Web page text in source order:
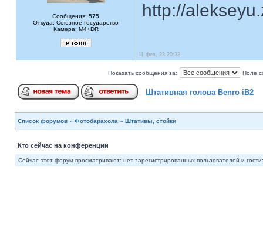
Сообщения: 575
Откуда: Союзное Государство
Камера: M4+DR
http://
11 фев, 23 20:32
Показать сообщения за: Поле
Штативная голова Benro iB2
Список форумов » Фотобарахола » Штативы, стойки
Кто сейчас на конференции
Сейчас этот форум просматривают: нет зарегистрированных пользователей и